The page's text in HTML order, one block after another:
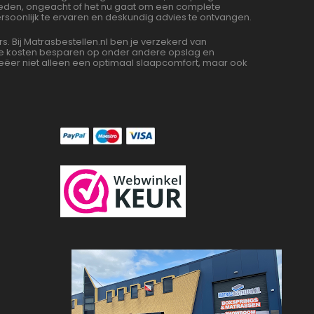
ongeacht of het nu gaat om een complete
te ervaren en deskundig advies te ontvangen.
Bij Matrasbestellen.nl ben je verzekerd van
kosten besparen op onder andere opslag en
niet alleen een optimaal slaapcomfort, maar ook